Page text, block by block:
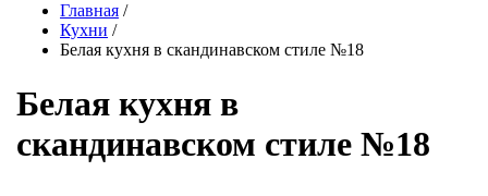
Главная /
Кухни /
Белая кухня в скандинавском стиле №18
Белая кухня в
скандинавском стиле №18